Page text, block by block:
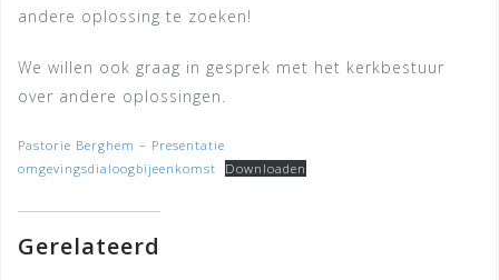
andere oplossing te zoeken!
We willen ook graag in gesprek met het kerkbestuur
over andere oplossingen.
Pastorie Berghem – Presentatie
omgevingsdialoogbijeenkomst
Downloaden
Gerelateerd